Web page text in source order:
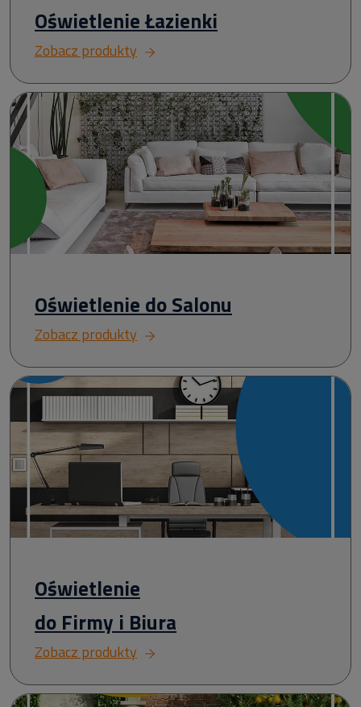
Oświetlenie Łazienki
Zobacz produkty
Oświetlenie do Salonu
Zobacz produkty
Oświetlenie
do Firmy i Biura
Zobacz produkty